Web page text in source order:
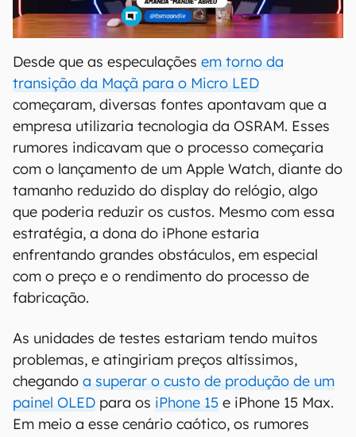
Desde que as especulações em torno da
transição da Maçã para o Micro LED
começaram, diversas fontes apontavam que a
empresa utilizaria tecnologia da OSRAM. Esses
rumores indicavam que o processo começaria
com o lançamento de um Apple Watch, diante do
tamanho reduzido do display do relógio, algo
que poderia reduzir os custos. Mesmo com essa
estratégia, a dona do iPhone estaria
enfrentando grandes obstáculos, em especial
com o preço e o rendimento do processo de
fabricação.
As unidades de testes estariam tendo muitos
problemas, e atingiriam preços altíssimos,
chegando a superar o custo de produção de um
painel OLED para os iPhone 15 e iPhone 15 Max.
Em meio a esse cenário caótico, os rumores